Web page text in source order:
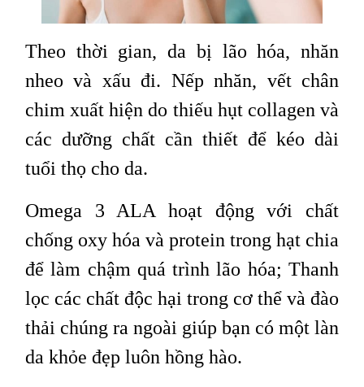
Theo thời gian, da bị lão hóa, nhăn
nheo và xấu đi. Nếp nhăn, vết chân
chim xuất hiện do thiếu hụt collagen và
các dưỡng chất cần thiết để kéo dài
tuổi thọ cho da.
Omega 3 ALA hoạt động với chất
chống oxy hóa và protein trong hạt chia
để làm chậm quá trình lão hóa; Thanh
lọc các chất độc hại trong cơ thể và đào
thải chúng ra ngoài giúp bạn có một làn
da khỏe đẹp luôn hồng hào.